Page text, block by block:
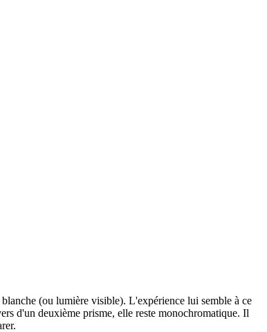
(ou lumière visible). L'expérience lui semble à ce
d'un deuxième prisme, elle reste monochromatique. Il